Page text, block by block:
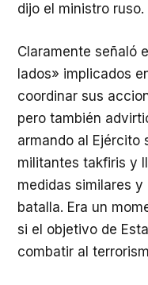
dijo el ministro ruso.
Claramente señaló
lados» implicados
coordinar sus
pero también
armando al Ejército
militantes takfiris y
medidas similares
batalla. Era un
si el objetivo de
combatir al